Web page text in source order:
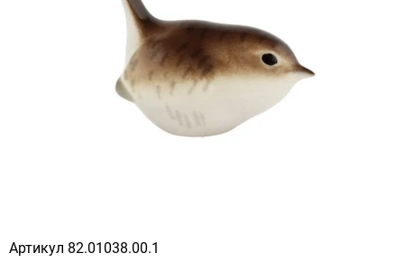
Артикул 82.01038.00.1